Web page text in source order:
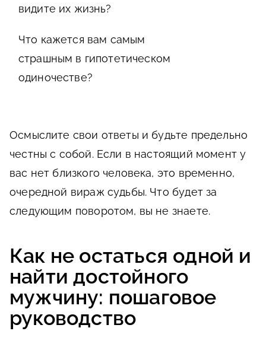
видите их жизнь?
Что кажется вам самым
страшным в гипотетическом
одиночестве?
Осмыслите свои ответы и будьте предельно
честны с собой. Если в настоящий момент у
вас нет близкого человека, это временно,
очередной вираж судьбы. Что будет за
следующим поворотом, вы не знаете.
Как не остаться одной и
найти достойного
мужчину: пошаговое
руководство